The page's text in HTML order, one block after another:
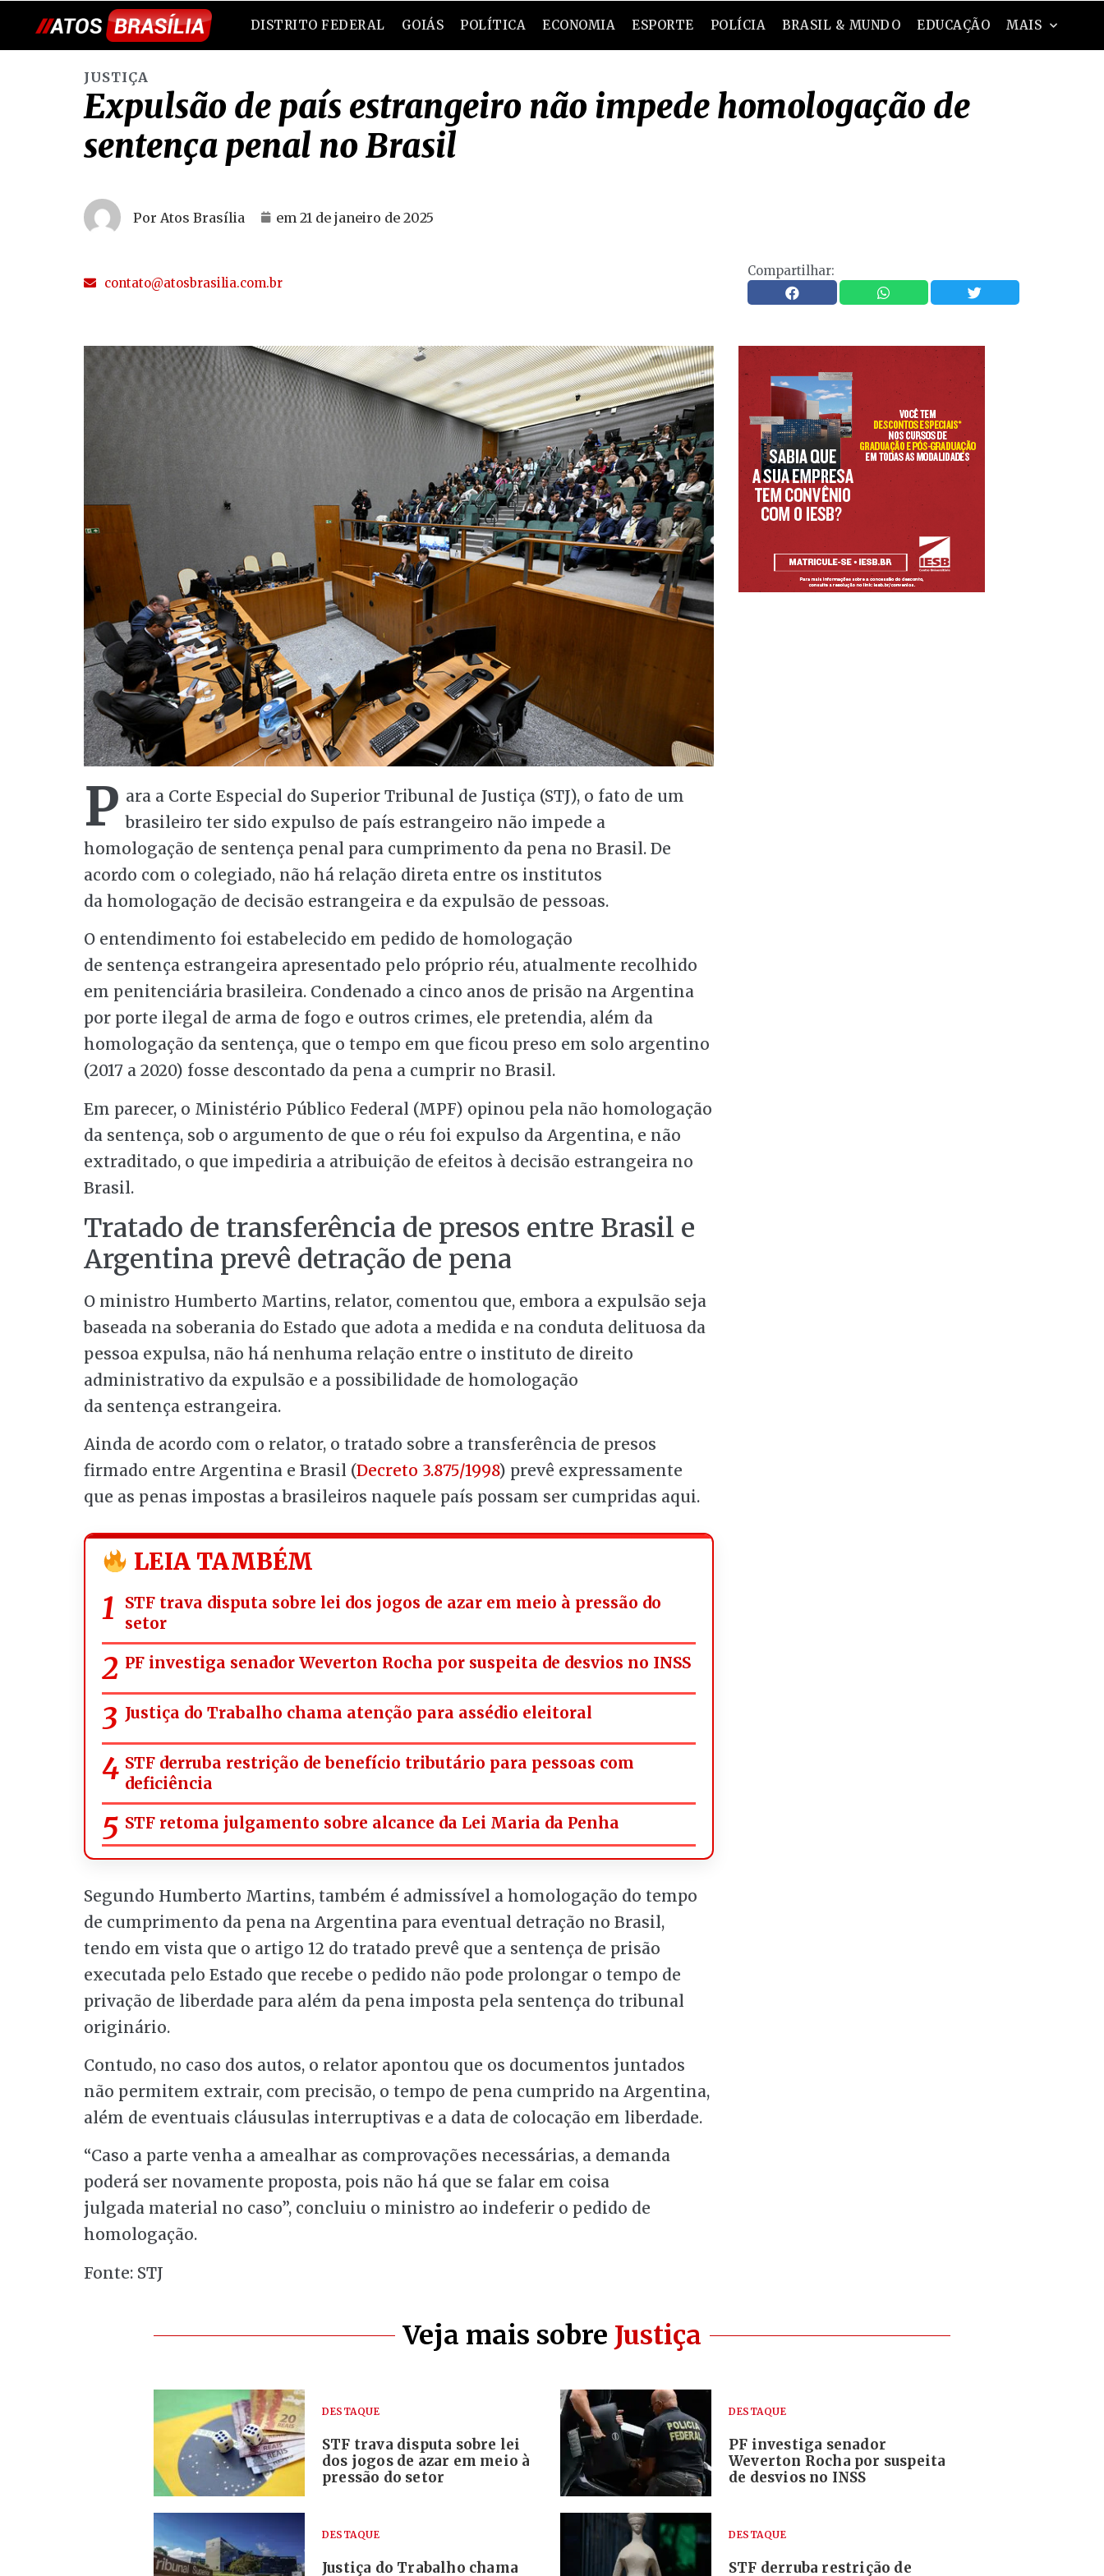
DISTRITO FEDERAL GOIÁS POLÍTICA ECONOMIA ESPORTE POLÍCIA BRASIL & MUNDO EDUCAÇÃO MAIS
JUSTIÇA
Expulsão de país estrangeiro não impede homologação de
sentença penal no Brasil
Por Atos Brasília em 21 de janeiro de 2025
contato@atosbrasilia.com.br
Compartilhar:
P ara a Corte Especial do Superior Tribunal de Justiça (STJ), o fato de um
brasileiro ter sido expulso de país estrangeiro não impede a
homologação de sentença penal para cumprimento da pena no Brasil. De
acordo com o colegiado, não há relação direta entre os institutos
da homologação de decisão estrangeira e da expulsão de pessoas.
O entendimento foi estabelecido em pedido de homologação
de sentença estrangeira apresentado pelo próprio réu, atualmente recolhido
em penitenciária brasileira. Condenado a cinco anos de prisão na Argentina
por porte ilegal de arma de fogo e outros crimes, ele pretendia, além da
homologação da sentença, que o tempo em que ficou preso em solo argentino
(2017 a 2020) fosse descontado da pena a cumprir no Brasil.
Em parecer, o Ministério Público Federal (MPF) opinou pela não homologação
da sentença, sob o argumento de que o réu foi expulso da Argentina, e não
extraditado, o que impediria a atribuição de efeitos à decisão estrangeira no
Brasil.
Tratado de transferência de presos entre Brasil e
Argentina prevê detração de pena
O ministro Humberto Martins, relator, comentou que, embora a expulsão seja
baseada na soberania do Estado que adota a medida e na conduta delituosa da
pessoa expulsa, não há nenhuma relação entre o instituto de direito
administrativo da expulsão e a possibilidade de homologação
da sentença estrangeira.
Ainda de acordo com o relator, o tratado sobre a transferência de presos
firmado entre Argentina e Brasil (Decreto 3.875/1998) prevê expressamente
que as penas impostas a brasileiros naquele país possam ser cumpridas aqui.
LEIA TAMBÉM
STF trava disputa sobre lei dos jogos de azar em meio à pressão do
setor
PF investiga senador Weverton Rocha por suspeita de desvios no INSS
Justiça do Trabalho chama atenção para assédio eleitoral
STF derruba restrição de benefício tributário para pessoas com
deficiência
STF retoma julgamento sobre alcance da Lei Maria da Penha
Segundo Humberto Martins, também é admissível a homologação do tempo
de cumprimento da pena na Argentina para eventual detração no Brasil,
tendo em vista que o artigo 12 do tratado prevê que a sentença de prisão
executada pelo Estado que recebe o pedido não pode prolongar o tempo de
privação de liberdade para além da pena imposta pela sentença do tribunal
originário.
Contudo, no caso dos autos, o relator apontou que os documentos juntados
não permitem extrair, com precisão, o tempo de pena cumprido na Argentina,
além de eventuais cláusulas interruptivas e a data de colocação em liberdade.
“Caso a parte venha a amealhar as comprovações necessárias, a demanda
poderá ser novamente proposta, pois não há que se falar em coisa
julgada material no caso”, concluiu o ministro ao indeferir o pedido de
homologação.
Fonte: STJ
Veja mais sobre Justiça
DESTAQUE
STF trava disputa sobre lei
dos jogos de azar em meio à
pressão do setor
DESTAQUE
PF investiga senador
Weverton Rocha por suspeita
de desvios no INSS
DESTAQUE
Justiça do Trabalho chama
DESTAQUE
STF derruba restrição de